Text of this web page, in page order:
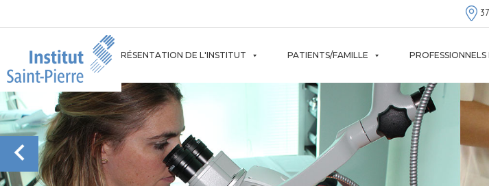
au
PRÉSENTATION DE L'INSTITUT PATIENTS/FAMILLE PROFESSIONNELS